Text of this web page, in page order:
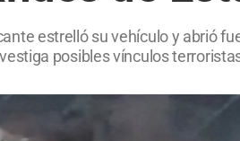
estrelló su vehículo y abrió
posibles vínculos